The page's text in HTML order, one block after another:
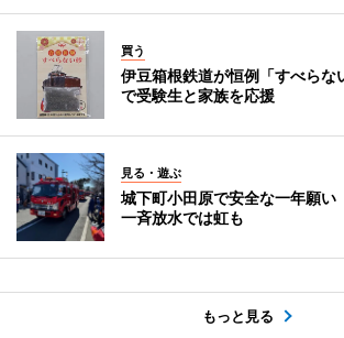
買う
伊豆箱根鉄道が恒例「すべら
で受験生と家族を応援
見る・遊ぶ
城下町小田原で安全な一年願
一斉放水では虹も
もっと見る